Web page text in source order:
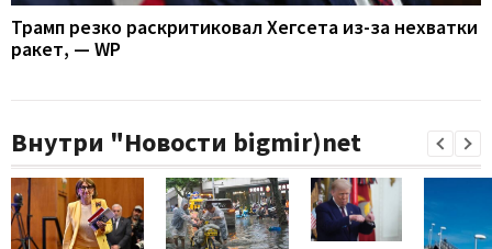
Трамп резко раскритиковал Хегсета из-за нехватки
ракет, — WP
Внутри "Новости bigmir)net